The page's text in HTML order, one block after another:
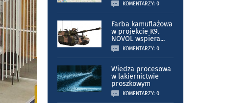
KOMENTARZY: 0
Farba kamuflażowa
w projekcie K9.
NOVOL wspiera...
KOMENTARZY: 0
Wiedza procesowa
w lakiernictwie
proszkowym
KOMENTARZY: 0